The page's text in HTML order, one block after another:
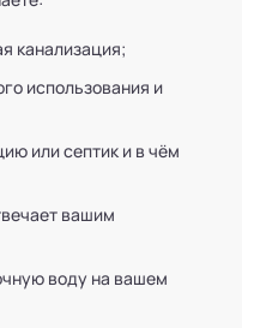
канализация;
использования и
или септик и в чём
вашим
воду на вашем